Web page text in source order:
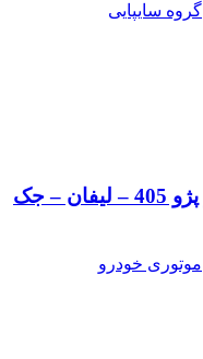
گروه سایپایی
گردگیر نانو پلوس لقمه دار22 خار پژو 405 – لیفان – جک
موتوری خودرو